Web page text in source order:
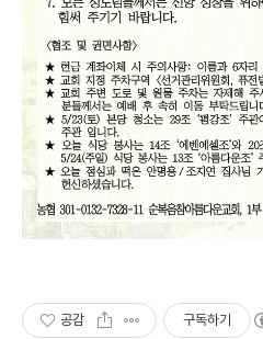
공감 구독하기